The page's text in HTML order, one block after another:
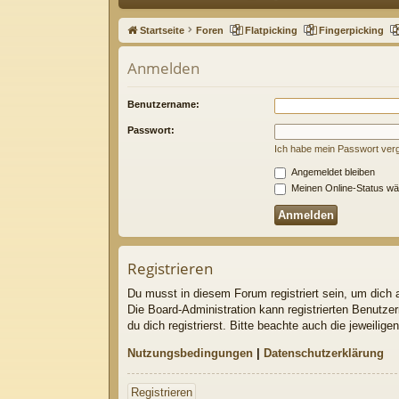
ne
llz
ug
riff
Startseite Foren Flatpicking Fingerpicking
Anmelden
Benutzername:
Passwort:
Ich habe mein Passwort
Angemeldet bleiben
Meinen Online-Status
Registrieren
Du musst in diesem Forum registriert sein, um dich
Die Board-Administration kann registrierten
du dich registrierst. Bitte beachte auch die
Nutzungsbedingungen Datenschutzerklärung
Registrieren